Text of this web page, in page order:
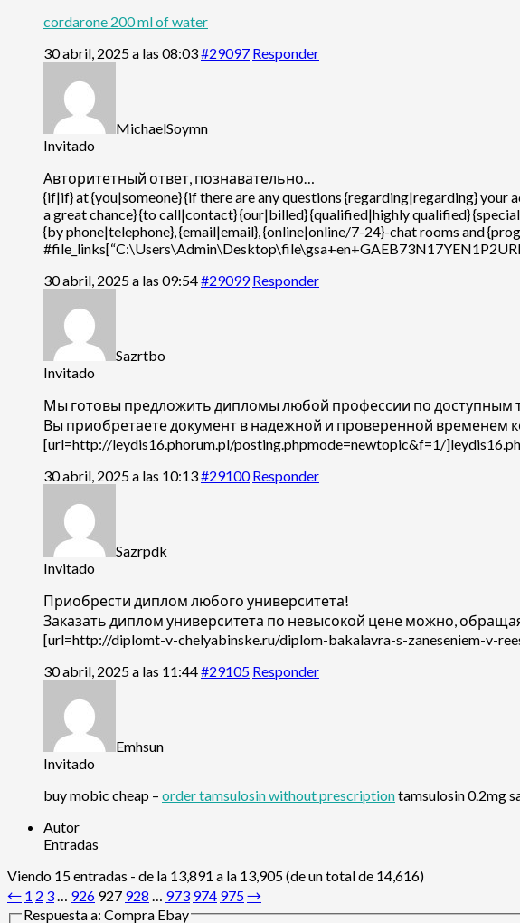
cordarone 200 ml of water
30 abril, 2025 a las 08:03#29097 Responder
MichaelSoymn
Invitado
Авторитетный ответ, познавательно…
{if|if} at {you|someone} {if there are any questions {regarding|regarding}
a great chance} {to call|contact} {our|billed} {qualified|highly qualified}
{by phone|telephone}, {email|email}, {online|online/7-24}-chat rooms and
30 abril, 2025 a las 09:54#29099 Responder
Sazrtbo
Invitado
Мы готовы предложить дипломы любой профессии по доступным
Вы приобретаете документ в надежной и проверенной временем
[url=http://leydis16.phorum.pl/posting.phpmode=newtopic&f=1/
30 abril, 2025 a las 10:13#29100 Responder
Sazrpdk
Invitado
Приобрести диплом любого университета!
Заказать диплом университета по невысокой цене можно,
[url=http://diplomt-v-chelyabinske.ru/diplom-bakalavra-s-zaneseniem-v-
30 abril, 2025 a las 11:44#29105 Responder
Emhsun
Invitado
buy mobic cheap – order tamsulosin without prescriptiontamsulosin 0.2mg
Autor
Entradas
Viendo 15 entradas - de la 13,891 a la 13,905 (de un total de 14,616)
← 1 2 3… 926 927 928 … 973 974 975→
Respuesta a: Compra Ebay